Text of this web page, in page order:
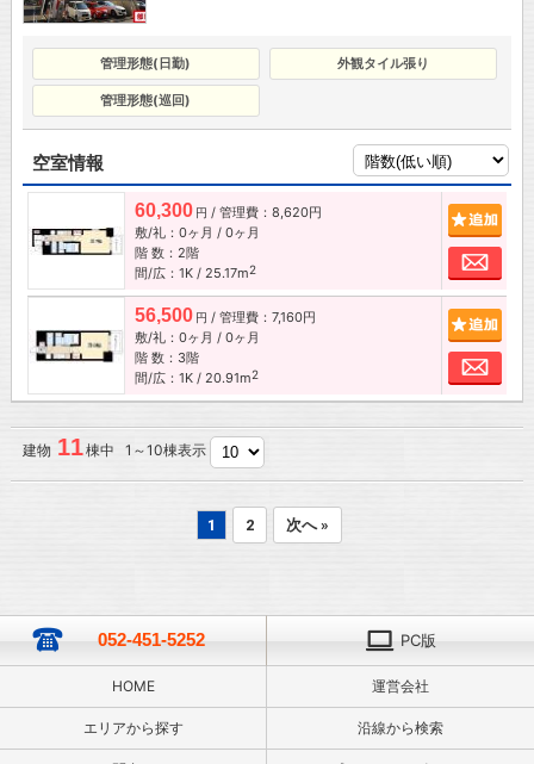
管理形態(日勤) 外観タイル張り
管理形態(巡回)
空室情報
60,300 円 / 管理費：8,620円
敷/礼：0ヶ月 / 0ヶ月
階 数：2階
間/広：1K / 25.17m2
お
56,500 円 / 管理費：7,160円
敷/礼：0ヶ月 / 0ヶ月
階 数：3階
間/広：1K / 20.91m2
お
建物 11棟中 1～10棟表示
1 2 次へ »
052-451-5252 PC版
HOME 運営会社
エリアから探す 沿線から検索